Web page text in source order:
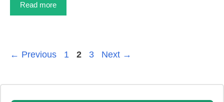
Read more
← Previous Page
1 Page
2 Page
3 Next →